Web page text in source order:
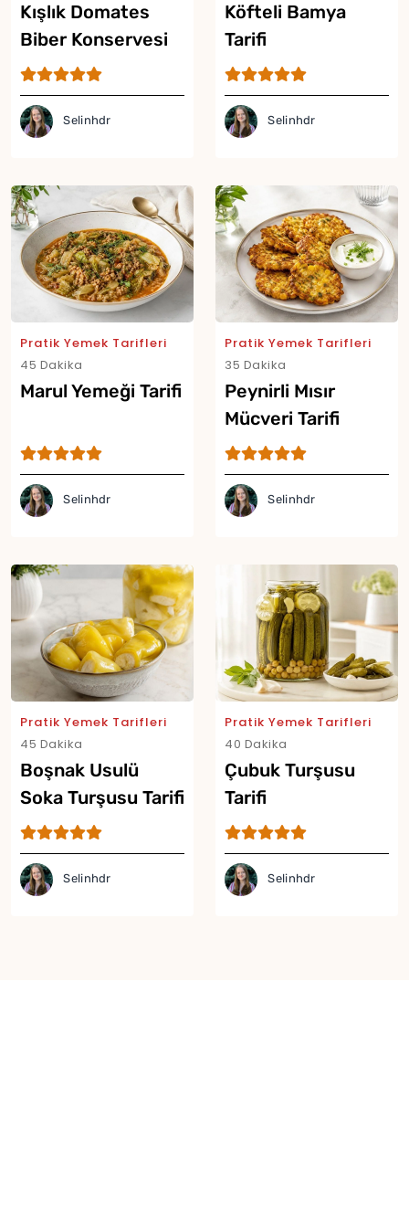
Kışlık Domates
Biber Konservesi
Tarifi
Selinhdr
Köfteli Bamya
Tarifi
Selinhdr
Pratik Yemek Tarifleri
45 Dakika
Marul Yemeği Tarifi
Selinhdr
Pratik Yemek Tarifleri
35 Dakika
Peynirli Mısır
Mücveri Tarifi
Selinhdr
Pratik Yemek Tarifleri
45 Dakika
Boşnak Usulü
Soka Turşusu Tarifi
Selinhdr
Pratik Yemek Tarifleri
40 Dakika
Çubuk Turşusu
Tarifi
Selinhdr